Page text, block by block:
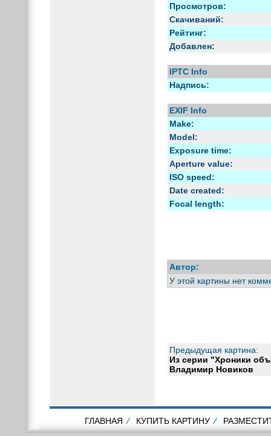
Просмотров:
Скачиваний:
Рейтинг:
Добавлен:
IPTC Info
Надпись:
EXIF Info
Make:
Model:
Exposure time:
Aperture value:
ISO speed:
Date created:
Focal length:
Автор:
У этой картины нет
Предыдущая картина:
Из серии "Хроники
Владимир Новиков
ГЛАВНАЯ ⁄ КУПИТЬ КАРТИНУ ⁄